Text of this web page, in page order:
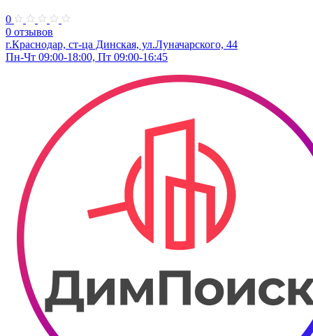
0
0 отзывов
г.Краснодар, ст-ца Динская, ул.Луначарского, 44
Пн-Чт 09:00-18:00, Пт 09:00-16:45